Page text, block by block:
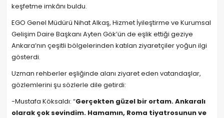
keşfetme imkânı buldu.
EGO Genel Müdürü Nihat Alkaş, Hizmet İyileştirme ve Kurumsal
Gelişim Daire Başkanı Ayten Gök’ün de eşlik ettiği geziye
Ankara’nın çeşitli bölgelerinden katılan ziyaretçiler yoğun ilgi
gösterdi.
Uzman rehberler eşliğinde alanı ziyaret eden vatandaşlar,
gözlemlerini şu sözlerle dile getirdi:
-Mustafa Köksaldı: “Gerçekten güzel bir ortam. Ankaralı
olarak çok sevindim. Hamamın, Roma tiyatrosunun ve